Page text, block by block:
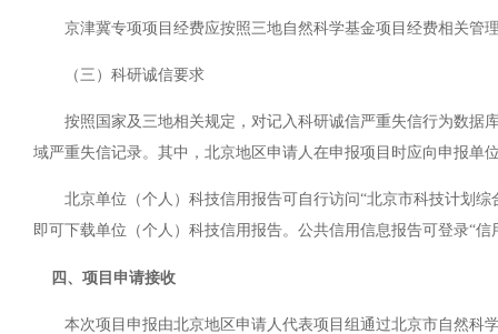
京津冀专项项目经费应按照三地自然科学基金项目经费相关管
（三）科研诚信要求
按照国家及三地相关规定，对记入科研诚信严重失信行为数据
域严重失信记录。其中，北京地区申请人在申报项目时应向申报
北京单位（个人）科技信用报告可自行访问“北京市科技计划综
即可下载单位（个人）科技信用报告。公共信用信息报告可登录“信
四、项目申请接收
本次项目申报由北京地区申请人代表项目组通过北京市自然科学